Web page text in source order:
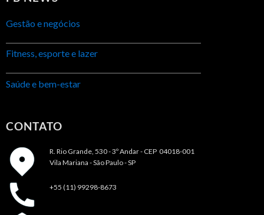
Gestão e negócios
Fitness, esporte e lazer
Saúde e bem-estar
CONTATO
R. Rio Grande, 530 - 3º Andar - CEP 04018-001
Vila Mariana - São Paulo - SP
+55 (11) 99298-8673